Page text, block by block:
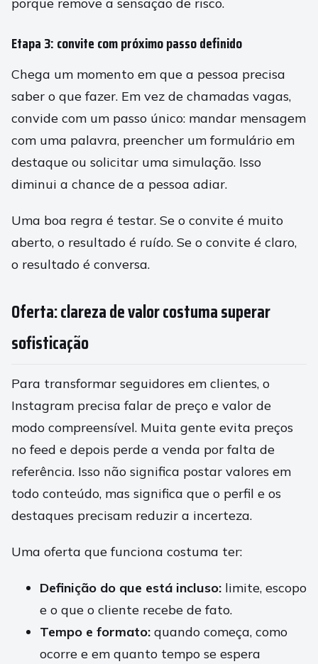
porque remove a sensação de risco.
Etapa 3: convite com próximo passo definido
Chega um momento em que a pessoa precisa
saber o que fazer. Em vez de chamadas vagas,
convide com um passo único: mandar mensagem
com uma palavra, preencher um formulário em
destaque ou solicitar uma simulação. Isso
diminui a chance de a pessoa adiar.
Uma boa regra é testar. Se o convite é muito
aberto, o resultado é ruído. Se o convite é claro,
o resultado é conversa.
Oferta: clareza de valor costuma superar
sofisticação
Para transformar seguidores em clientes, o
Instagram precisa falar de preço e valor de
modo compreensível. Muita gente evita preços
no feed e depois perde a venda por falta de
referência. Isso não significa postar valores em
todo conteúdo, mas significa que o perfil e os
destaques precisam reduzir a incerteza.
Uma oferta que funciona costuma ter:
Definição do que está incluso: limite, escopo
e o que o cliente recebe de fato.
Tempo e formato: quando começa, como
ocorre e em quanto tempo se espera